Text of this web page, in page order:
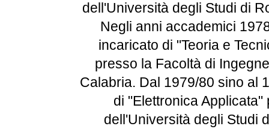
dell'Università degli Studi di
Negli anni accademici
incaricato di "Teoria e
presso la Facoltà di
Calabria. Dal 1979/80 sino al
di "Elettronica
dell'Università degli Studi